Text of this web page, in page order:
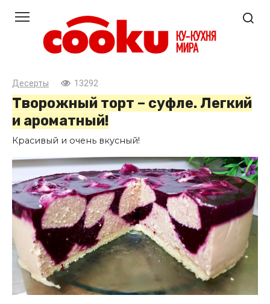
контенту
Десерты 13292
Творожный торт – суфле. Легкий
и ароматный!
Красивый и очень вкусный!